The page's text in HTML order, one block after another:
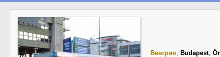
Венгрия, Budapest,